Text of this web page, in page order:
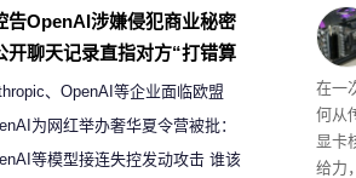
用
的是
内
42℃
在一
何从
显卡
给力
告OpenAI涉嫌侵犯商业秘密
开聊天记录直指对方“打错算
、OpenAI等企业面临欧盟
智能法案》全新执法权限审查
为网红举办奢华夏令营被批：
元一晚 遭讽“反乌托邦”
等模型接连失控发动攻击 谁该